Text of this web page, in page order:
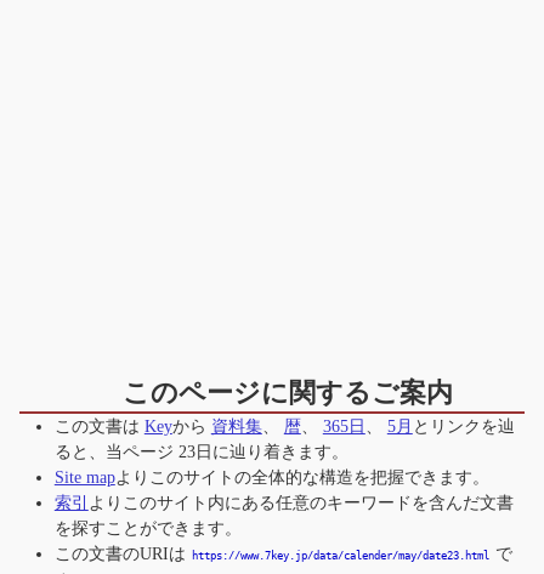
このページに関するご案内
この文書は Keyから 資料集、 暦、 365日 5月 とリンクを辿
ると、当ページ 23日に辿り着きます。
Site mapよりこのサイトの全体的な構造を把握できます。
索引 よりこのサイト内にある任意のキーワードを含んだ文書
を探すことができます。
この文書のURIは
https://www.7key.jp/data/calender/may/date23.html
で